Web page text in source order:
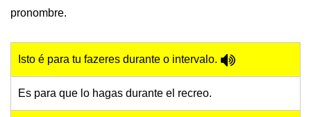
pronombre.
Isto é para tu fazeres durante o intervalo.
Es para que lo hagas durante el recreo.